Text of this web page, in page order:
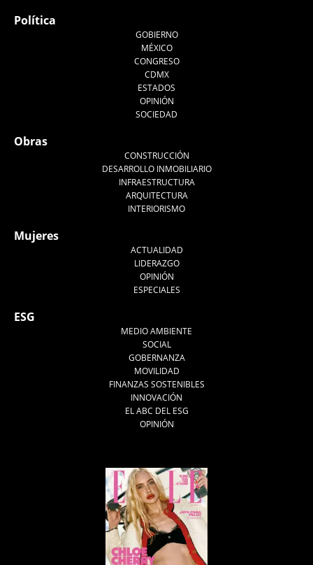
Política
GOBIERNO
MÉXICO
CONGRESO
CDMX
ESTADOS
OPINIÓN
SOCIEDAD
Obras
CONSTRUCCIÓN
DESARROLLO INMOBILIARIO
INFRAESTRUCTURA
ARQUITECTURA
INTERIORISMO
Mujeres
ACTUALIDAD
LIDERAZGO
OPINIÓN
ESPECIALES
ESG
MEDIO AMBIENTE
SOCIAL
GOBERNANZA
MOVILIDAD
FINANZAS SOSTENIBLES
INNOVACIÓN
EL ABC DEL ESG
OPINIÓN